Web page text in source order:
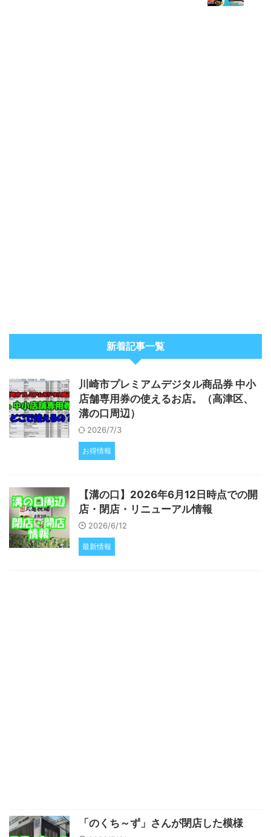
新着記事一覧
川崎市プレミアムデジタル商品券 中小
店舗専用券の使えるお店。（高津区、
溝の口周辺）
2026/7/3
お得情報
【溝の口】2026年6月12日時点での開
店・閉店・リニューアル情報
2026/6/12
最新情報
「のくち～ず」さんが閉店した模様